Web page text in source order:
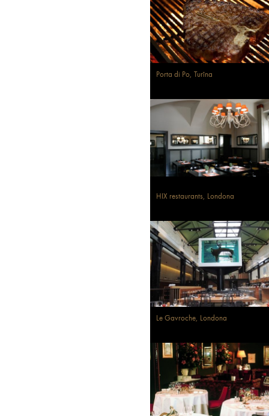
Porta di Po, Turīna
HIX restaurants, Londona
Le Gavroche, Londona